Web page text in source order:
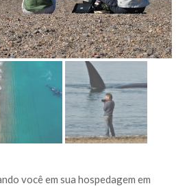
você em sua hospedagem em